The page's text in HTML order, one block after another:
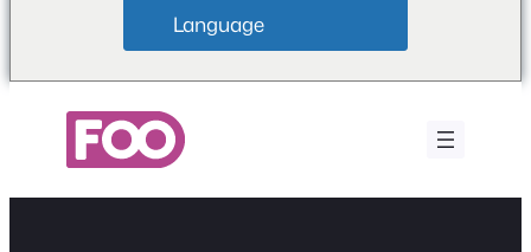
Language
springen